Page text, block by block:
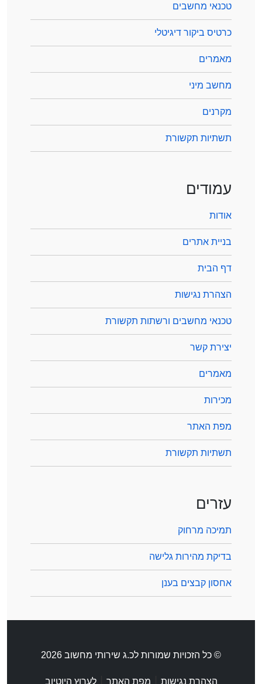
טכנאי מחשבים
כרטיס ביקור דיגיטלי
מאמרים
מחשב מיני
מקרנים
תשתיות תקשורת
עמודים
אודות
בניית אתרים
דף הבית
הצהרת נגישות
טכנאי מחשבים ורשתות תקשורת
יצירת קשר
מאמרים
מכירות
מפת האתר
תשתיות תקשורת
עזרים
תמיכה מרחוק
בדיקת מהירות גלישה
אחסון קבצים בענן
© כל הזכויות שמורות לכ.ג שירותי מחשוב 2026
הצהרת נגישות מפת האתר |לערוץ היוטיוב